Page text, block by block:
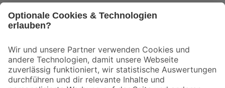
Der toom Newsletter: Keine Angebote und Aktionen mehr verpassen!
Zur Newsletter Anmeldung